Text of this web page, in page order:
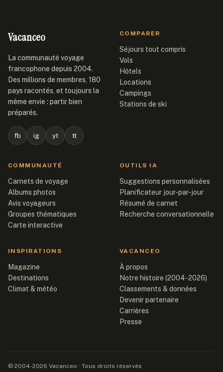
Vacanceo
La communauté voyage
francophone depuis 2004.
Des millions de membres, 180
pays racontés, et toujours la
même envie : partir bien
préparés.
fb ig yt tt
COMPARER
Séjours tout compris
Vols
Hôtels
Locations
Campings
Stations de ski
COMMUNAUTÉ
Carnets de voyage
Albums photos
Avis voyageurs
Groupes thématiques
Carte interactive
OUTILS IA
Suggestions personnalisées
Planificateur jour-par-jour
Résumé de carnet
Recherche conversationnelle
INSPIRATIONS
Magazine
Destinations
Climat & météo
VACANCEO
À propos
Notre histoire (2004-2026)
Classements & données
Devenir partenaire
Carrières
Presse
© 2004-2026 Vacanceo · Tous droits réservés